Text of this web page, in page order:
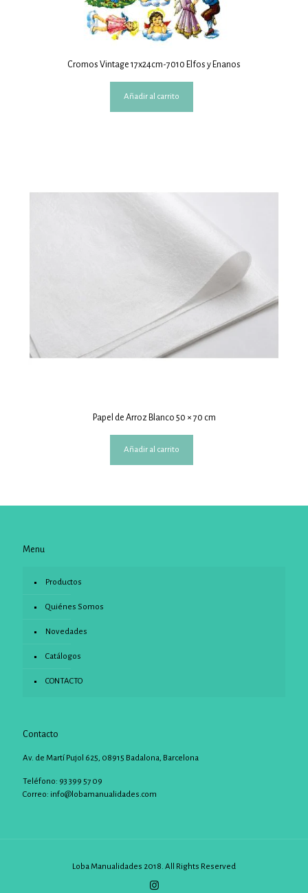
Cromos Vintage 17x24cm-7010 Elfos y Enanos
Añadir al carrito
Papel de Arroz Blanco 50 × 70 cm
Añadir al carrito
Menu
Productos
Quiénes Somos
Novedades
Catálogos
CONTACTO
Contacto
Av. de Martí Pujol 625, 08915 Badalona, Barcelona
Teléfono: 93 399 57 09
Correo: info@lobamanualidades.com
Loba Manualidades 2018. All Rights Reserved